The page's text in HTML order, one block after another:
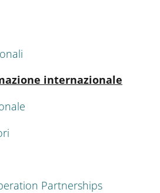
NAVIGATION
internazionale
Partnerships